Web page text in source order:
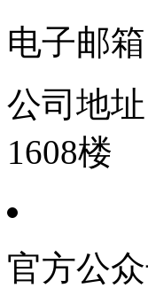
电子邮箱
公司地址
1608楼
官方公